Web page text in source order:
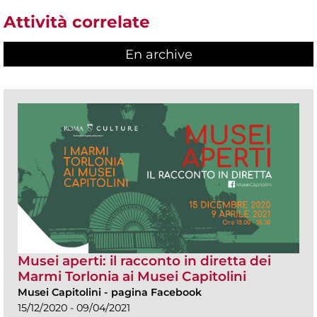
Attività correlate
En archive
Musei aperti: il racconto in diretta dei
Marmi Torlonia ai Musei Capitolini
Musei Capitolini - pagina Facebook
15/12/2020 - 09/04/2021